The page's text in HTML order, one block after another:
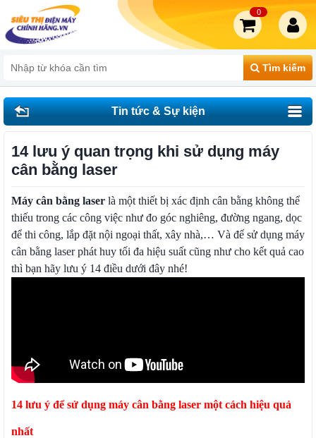
Tìm kiếm
0
Tin tức & Sự kiện
14 lưu ý quan trọng khi sử dụng máy
cân bằng laser
Máy cân bằng laser là một thiết bị xác định cân bằng không thể
thiếu trong các công việc như đo góc nghiêng, đường ngang, dọc
để thi công, lắp đặt nội ngoại thất, xây nhà,… Và để sử dụng máy
cân bằng laser phát huy tối đa hiệu suất cũng như cho kết quả cao
thì bạn hãy lưu ý 14 điều dưới đây nhé!
14 lưu ý để sử dụng máy cân bằng laser một cách hiệu quả
nhất